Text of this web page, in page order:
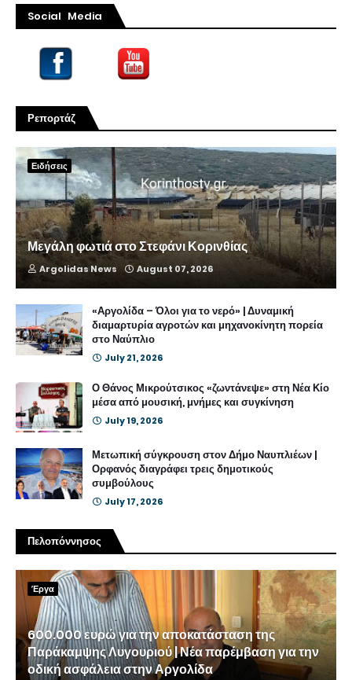
Social Media
Ρεπορτάζ
Ειδήσεις
Μεγάλη φωτιά στο Στεφάνι Κορινθίας
Argolidas News August 07, 2026
«Αργολίδα – Όλοι για το νερό» | Δυναμική
διαμαρτυρία αγροτών και μηχανοκίνητη πορεία
στο Ναύπλιο
July 21, 2026
Ο Θάνος Μικρούτσικος «ζωντάνεψε» στη Νέα Κίο
μέσα από μουσική, μνήμες και συγκίνηση
July 19, 2026
Μετωπική σύγκρουση στον Δήμο Ναυπλιέων |
Ορφανός διαγράφει τρεις δημοτικούς
συμβούλους
July 17, 2026
Πελοπόννησος
Έργα
600.000 ευρώ για την αποκατάσταση της
Παράκαμψης Λυγουριού | Νέα παρέμβαση για την
οδική ασφάλεια στην Αργολίδα